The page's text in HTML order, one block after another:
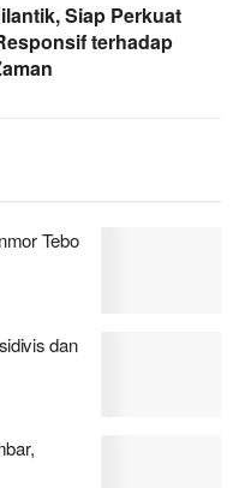
Siap Perkuat
terhadap
Tebo
dan